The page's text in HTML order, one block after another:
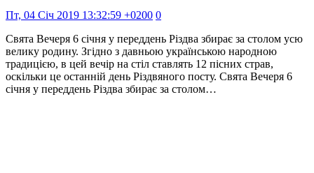
Пт, 04 Січ 2019 13:32:59 +0200 0
Свята Вечеря 6 січня у переддень Різдва збирає за столом усю
велику родину. Згідно з давньою українською народною
традицією, в цей вечір на стіл ставлять 12 пісних страв,
оскільки це останній день Різдвяного посту. Свята Вечеря 6
січня у переддень Різдва збирає за столом…